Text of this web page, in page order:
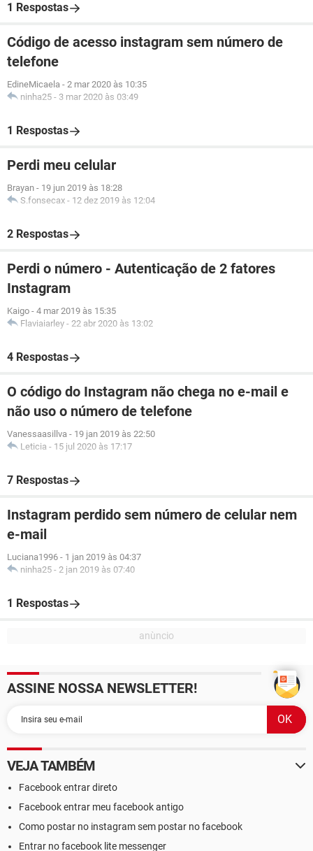
1 Respostas
Código de acesso instagram sem número de
telefone
EdineMicaela - 2 mar 2020 às 10:35
ninha25 - 3 mar 2020 às 03:49
1 Respostas
Perdi meu celular
Brayan - 19 jun 2019 às 18:28
S.fonsecax - 12 dez 2019 às 12:04
2 Respostas
Perdi o número - Autenticação de 2 fatores
Instagram
Kaigo - 4 mar 2019 às 15:35
Flaviaiarley - 22 abr 2020 às 13:02
4 Respostas
O código do Instagram não chega no e-mail e
não uso o número de telefone
Vanessaasillva - 19 jan 2019 às 22:50
Leticia - 15 jul 2020 às 17:17
7 Respostas
Instagram perdido sem número de celular nem
e-mail
Luciana1996 - 1 jan 2019 às 04:37
ninha25 - 2 jan 2019 às 07:40
1 Respostas
ASSINE NOSSA NEWSLETTER!
VEJA TAMBÉM
Facebook entrar direto
Facebook entrar meu facebook antigo
Como postar no instagram sem postar no facebook
Entrar no facebook lite messenger